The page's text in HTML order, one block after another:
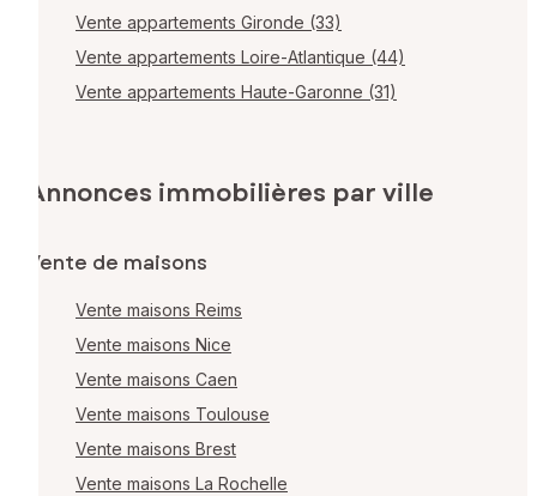
Vente appartements Gironde (33)
Vente appartements Loire-Atlantique (44)
Vente appartements Haute-Garonne (31)
Annonces immobilières par ville
Vente de maisons
Vente maisons Reims
Vente maisons Nice
Vente maisons Caen
Vente maisons Toulouse
Vente maisons Brest
Vente maisons La Rochelle